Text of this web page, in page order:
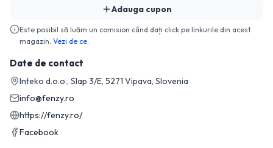
Adauga cupon
Este posibil să luăm un comision când dați click pe linkurile din acest
magazin. Vezi de ce.
Date de contact
Inteko d.o.o., Slap 3/E, 5271 Vipava, Slovenia
info@fenzy.ro
https://fenzy.ro/
Facebook